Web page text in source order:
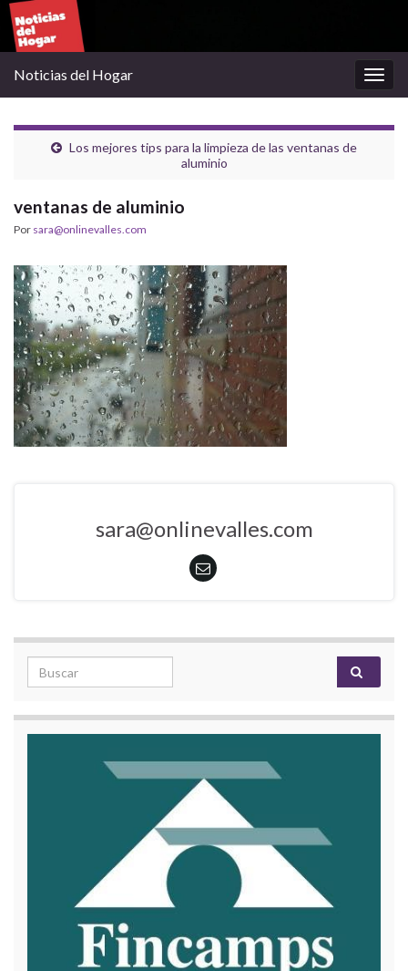
la
Noticias del Hogar
Los mejores tips para la limpieza de las ventanas de
aluminio
ventanas de aluminio
Por sara@onlinevalles.com
sara@onlinevalles.com
Search for: